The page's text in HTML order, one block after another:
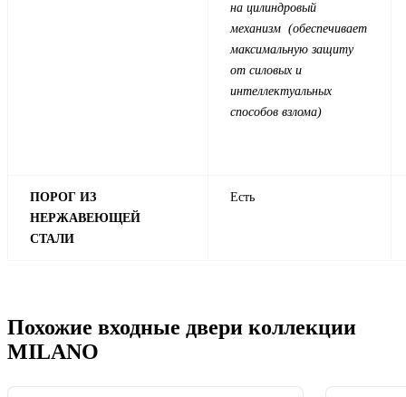
на цилиндровый
механизм (обеспечивает
максимальную защиту
от силовых и
интеллектуальных
способов взлома)
ПОРОГ ИЗ
НЕРЖАВЕЮЩЕЙ
СТАЛИ
Есть
Похожие входные двери коллекции
MILANO